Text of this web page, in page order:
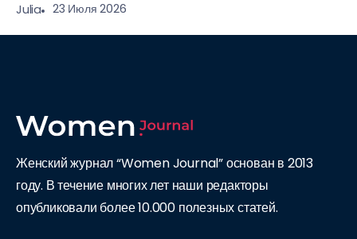
Julia 23 Июля 2026
Женский журнал “Women Journal” основан в 2013
году. В течение многих лет наши редакторы
опубликовали более 10.000 полезных статей.